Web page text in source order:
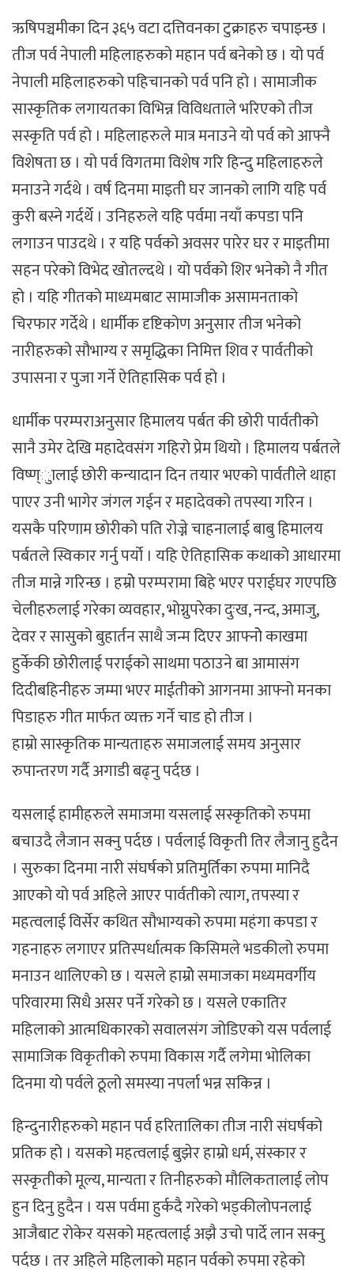
ऋषिपञ्चमीका दिन ३६५ वटा दत्तिवनका टुक्राहरु चपाइन्छ ।
तीज पर्व नेपाली महिलाहरुको महान पर्व बनेको छ । यो पर्व
नेपाली महिलाहरुको पहिचानको पर्व पनि हो । सामाजीक
सास्कृतिक लगायतका विभिन्न विविधताले भरिएको तीज
सस्कृति पर्व हो । महिलाहरुले मात्र मनाउने यो पर्व को आफ्नै
विशेषता छ । यो पर्व विगतमा विशेष गरि हिन्दु महिलाहरुले
मनाउने गर्दथे । वर्ष दिनमा माइती घर जानको लागि यहि पर्व
कुरी बस्ने गर्दर्थे । उनिहरुले यहि पर्वमा नयाँ कपडा पनि
लगाउन पाउदथे । र यहि पर्वको अवसर पारेर घर र माइतीमा
सहन परेको विभेद खोतल्दथे । यो पर्वको शिर भनेको नै गीत
हो । यहि गीतको माध्यमबाट सामाजीक असामनताको
चिरफार गर्देथे । धार्मीक दृष्टिकोण अनुसार तीज भनेको
नारीहरुको सौभाग्य र समृद्धिका निमित्त शिव र पार्वतीको
उपासना र पुजा गर्ने ऐतिहासिक पर्व हो ।
धार्मीक परम्पराअनुसार हिमालय पर्बत की छोरी पार्वतीको
सानै उमेर देखि महादेवसंग गहिरो प्रेम थियो । हिमालय पर्बतले
विष्ण्ुालाई छोरी कन्यादान दिन तयार भएको पार्वतीले थाहा
पाएर उनी भागेर जंगल गईन र महादेवको तपस्या गरिन ।
यसकै परिणाम छोरीको पति रोज्ने चाहनालाई बाबु हिमालय
पर्बतले स्विकार गर्नु पर्यो । यहि ऐतिहासिक कथाको आधारमा
तीज मान्ने गरिन्छ । हम्रोे परम्परामा बिहे भएर पराईघर गएपछि
चेलीहरुलाई गरेका व्यवहार, भोग्नुपरेका दुःख, नन्द, अमाजु,
देवर र सासुको बुहार्तन साथै जन्म दिएर आफ्नोे काखमा
हुर्केकी छोरीलाई पराईको साथमा पठाउने बा आमासंग
दिदीबहिनीहरु जम्मा भएर माईतीको आगनमा आफ्नो मनका
पिडाहरु गीत मार्फत व्यक्त गर्ने चाड हो तीज ।
हाम्रो सास्कृतिक मान्यताहरु समाजलाई समय अनुसार
रुपान्तरण गर्दै अगाडी बढ्नु पर्दछ ।
यसलाई हामीहरुले समाजमा यसलाई सस्कृतिको रुपमा
बचाउदै लैजान सक्नु पर्दछ । पर्वलाई विकृती तिर लैजानु हुदैन
। सुरुका दिनमा नारी संघर्षको प्रतिमुर्तिका रुपमा मानिदै
आएको यो पर्व अहिले आएर पार्वतीको त्याग, तपस्या र
महत्वलाई विर्सेर कथित सौभाग्यको रुपमा महंगा कपडा र
गहनाहरु लगाएर प्रतिस्पर्धात्मक किसिमले भडकीलो रुपमा
मनाउन थालिएको छ । यसले हाम्रोे समाजका मध्यमवर्गीय
परिवारमा सिधै असर पर्ने गरेको छ । यसले एकातिर
महिलाको आत्मधिकारको सवालसंग जोडिएको यस पर्वलाई
सामाजिक विकृतीको रुपमा विकास गर्दै लगेमा भोलिका
दिनमा यो पर्वले ठूलो समस्या नपर्ला भन्न सकिन्न ।
हिन्दुनारीहरुको महान पर्व हरितालिका तीज नारी संघर्षको
प्रतिक हो । यसको महत्वलाई बुझेर हाम्रो धर्म, संस्कार र
सस्कृतीको मूल्य, मान्यता र तिनीहरुको मौलिकतालाई लोप
हुन दिनु हुदैन । यस पर्वमा हुर्कदै गरेको भड्कीलोपनलाई
आजैबाट रोकेर यसको महत्वलाई अझै उचो पार्दे लान सक्नु
पर्दछ । तर अहिले महिलाको महान पर्वको रुपमा रहेको